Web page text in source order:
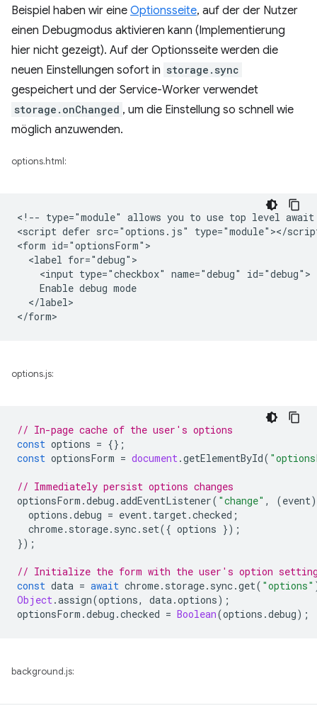
Beispiel haben wir eine Optionsseite, auf der der Nutzer
einen Debugmodus aktivieren kann (Implementierung
hier nicht gezeigt). Auf der Optionsseite werden die
neuen Einstellungen sofort in storage.sync
gespeichert und der Service-Worker verwendet
storage.onChanged , um die Einstellung so schnell wie
möglich anzuwenden.
options.html:
<!-- type="module" allows you to use top level
<script defer src="options.js" type="module"></
<form id="optionsForm">
  <label for="debug">
    <input type="checkbox" name="debug" id="debug">
    Enable debug mode
  </label>
options.js:
// In-page cache of the user's options
const options = {};
const optionsForm = document.getElementById(
// Immediately persist options changes
optionsForm .debug .addEventListener( "change" , (event)
options .debug = event. target.checked ;
chrome. storage. sync. set({ options });
});
// Initialize the form with the user's option
const data = await chrome. storage. sync.get( "options"
Object.assign(options, data.options);
optionsForm .debug .checked = Boolean(options .debug);
background.js: